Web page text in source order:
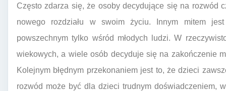
Często zdarza się, że osoby decydujące się na rozwód
nowego rozdziału w swoim życiu. Innym mitem
powszechnym tylko wśród młodych ludzi. W
wiekowych, a wiele osób decyduje się na zakończenie
Kolejnym błędnym przekonaniem jest to, że dzieci
rozwód może być dla dzieci trudnym doświadczeniem,